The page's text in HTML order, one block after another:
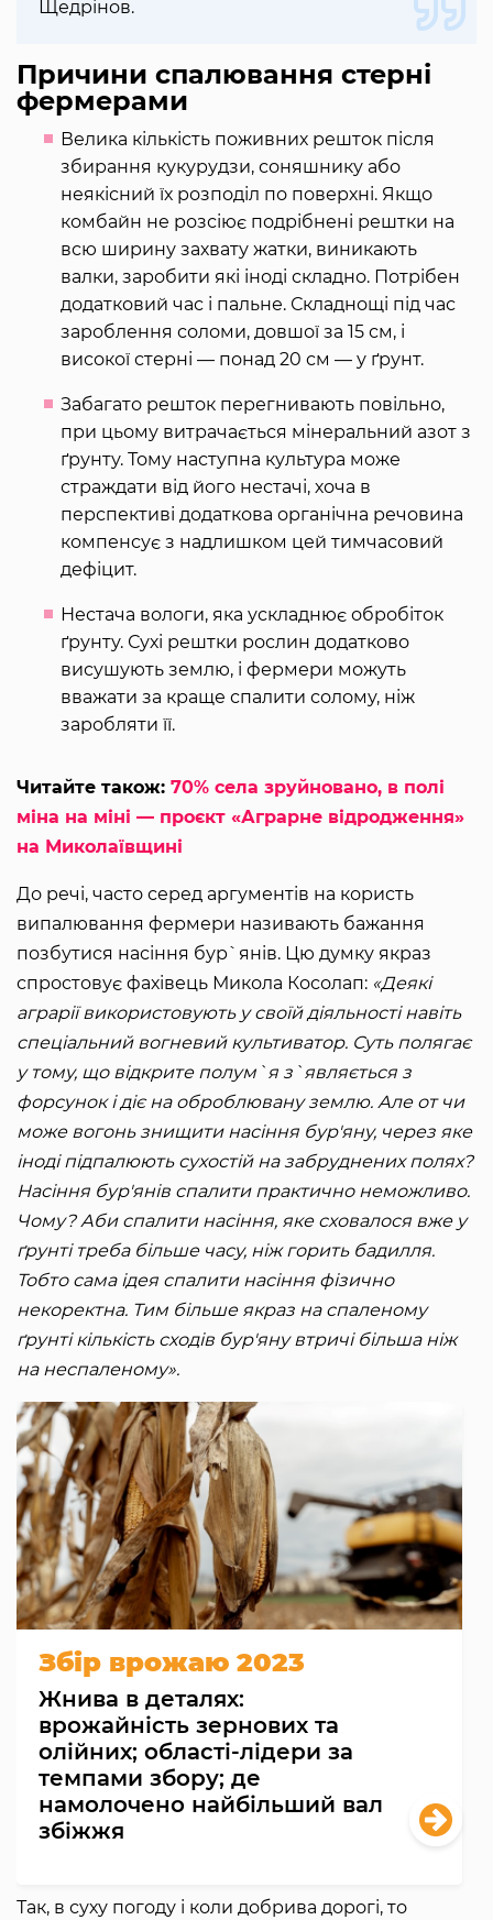
Щедрінов.
Причини спалювання стерні
фермерами
Велика кількість поживних решток після
збирання кукурудзи, соняшнику або
неякісний їх розподіл по поверхні. Якщо
комбайн не розсіює подрібнені рештки на
всю ширину захвату жатки, виникають
валки, заробити які іноді складно. Потрібен
додатковий час і пальне. Складнощі під час
зароблення соломи, довшої за 15 см, і
високої стерні — понад 20 см — у ґрунт.
Забагато решток перегнивають повільно,
при цьому витрачається мінеральний азот з
ґрунту. Тому наступна культура може
страждати від його нестачі, хоча в
перспективі додаткова органічна речовина
компенсує з надлишком цей тимчасовий
дефіцит.
Нестача вологи, яка ускладнює обробіток
ґрунту. Сухі рештки рослин додатково
висушують землю, і фермери можуть
вважати за краще спалити солому, ніж
заробляти її.
Читайте також: 70% села зруйновано, в полі
міна на міні — проєкт «Аграрне відродження»
на Миколаївщині
До речі, часто серед аргументів на користь
випалювання фермери називають бажання
позбутися насіння бур`янів. Цю думку якраз
спростовує фахівець Микола Косолап: «Деякі
аграрії використовують у своїй діяльності навіть
спеціальний вогневий культиватор. Суть полягає
у тому, що відкрите полум`я з`являється з
форсунок і діє на оброблювану землю. Але от чи
може вогонь знищити насіння бур'яну, через яке
іноді підпалюють сухостій на забруднених полях?
Насіння бур'янів спалити практично неможливо.
Чому? Аби спалити насіння, яке сховалося вже у
ґрунті треба більше часу, ніж горить бадилля.
Тобто сама ідея спалити насіння фізично
некоректна. Тим більше якраз на спаленому
ґрунті кількість сходів бур'яну втричі більша ніж
на неспаленому».
Збір врожаю 2023
Жнива в деталях:
врожайність зернових та
олійних; області-лідери за
темпами збору; де
намолочено найбільший вал
збіжжя
Так, в суху погоду і коли добрива дорогі, то